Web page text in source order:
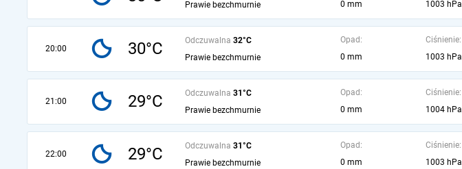
Prawie bezchmurnie
0 mm
1003 hPa
20:00 30°C Odczuwalna 32°C
Prawie bezchmurnie
Opad:
0 mm
Ciśnienie:
1003 hPa
21:00 29°C Odczuwalna 31°C
Prawie bezchmurnie
Opad:
0 mm
Ciśnienie:
1004 hPa
22:00 29°C Odczuwalna 31°C
Prawie bezchmurnie
Opad:
0 mm
Ciśnienie:
1003 hPa